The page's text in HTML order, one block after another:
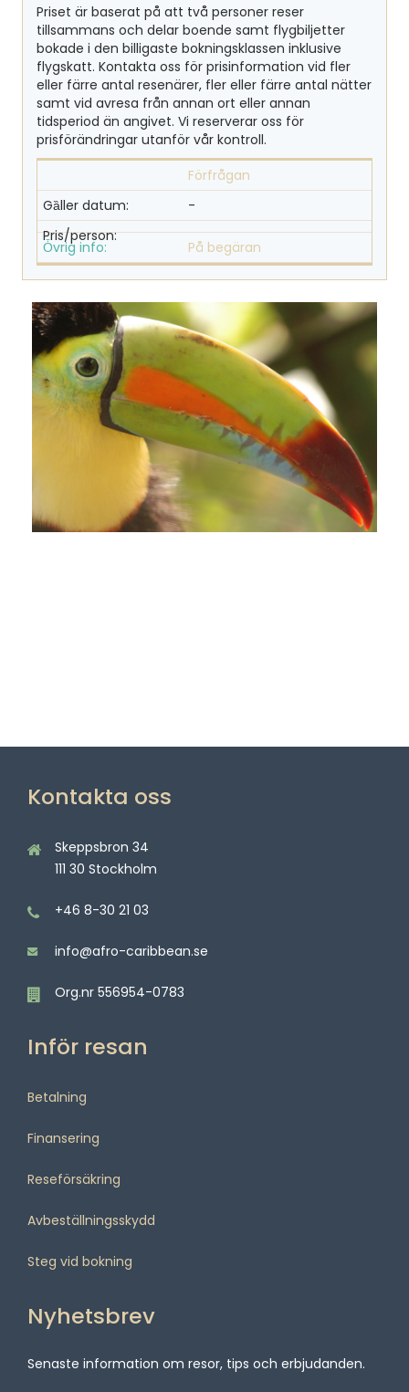
Priset är baserat på att två personer reser
tillsammans och delar boende samt flygbiljetter
bokade i den billigaste bokningsklassen inklusive
flygskatt. Kontakta oss för prisinformation vid fler
eller färre antal resenärer, fler eller färre antal nätter
samt vid avresa från annan ort eller annan
tidsperiod än angivet. Vi reserverar oss för
prisförändringar utanför vår kontroll.
Förfrågan
-
På begäran
Kontakta oss
Skeppsbron 34
111 30 Stockholm
+46 8-30 21 03
info@afro-caribbean.se
Org.nr 556954-0783
Inför resan
Betalning
Finansering
Reseförsäkring
Avbeställningsskydd
Steg vid bokning
Nyhetsbrev
Senaste information om resor, tips och erbjudanden.